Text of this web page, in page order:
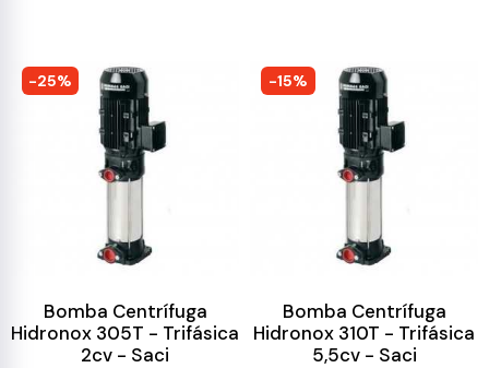
-25%
Bomba Centrífuga
Hidronox 305T - Trifásica
2cv - Saci
-15%
Bomba Centrífuga
Hidronox 310T - Trifásica
5,5cv - Saci